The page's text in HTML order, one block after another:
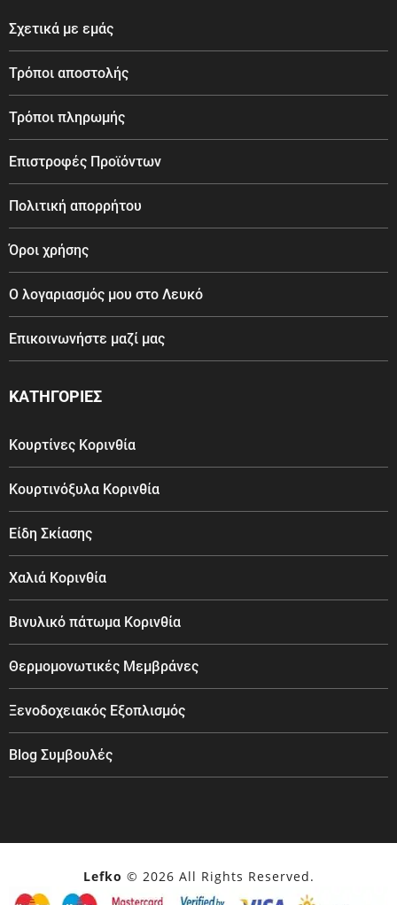
Σχετικά με εμάς
Τρόποι αποστολής
Τρόποι πληρωμής
Επιστροφές Προϊόντων
Πολιτική απορρήτου
Όροι χρήσης
Ο λογαριασμός μου στο Λευκό
Επικοινωνήστε μαζί μας
ΚΑΤΗΓΟΡΙΕΣ
Κουρτίνες Κορινθία
Κουρτινόξυλα Κορινθία
Είδη Σκίασης
Χαλιά Κορινθία
Βινυλικό πάτωμα Κορινθία
Θερμομονωτικές Μεμβράνες
Ξενοδοχειακός Εξοπλισμός
Blog Συμβουλές
Lefko © 2026 All Rights Reserved.